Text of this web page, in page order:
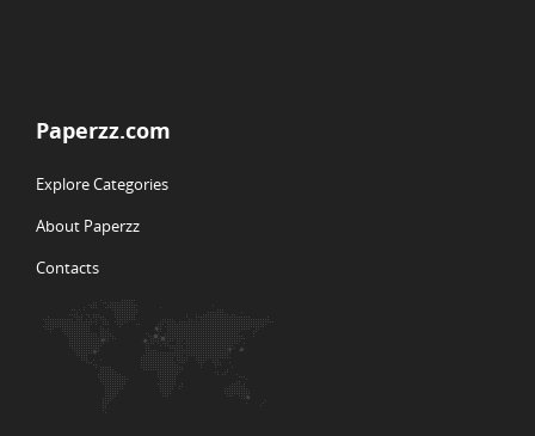
Paperzz.com
Explore Categories
About Paperzz
Contacts